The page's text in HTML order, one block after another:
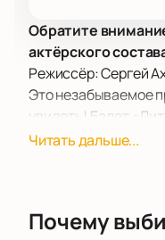
Обратите
актёрского
Режиссёр: Сергей
Это незабываемое
увидеть! Балет
театре. Композитор
театрального
Читать дальше...
Почему